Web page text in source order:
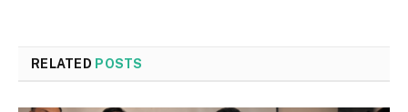
RELATED POSTS